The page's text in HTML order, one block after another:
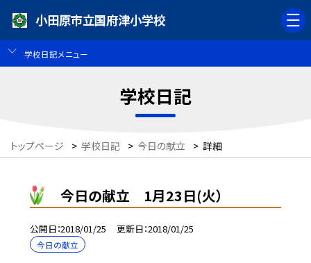
小田原市立国府津小学校
学校日記メニュー
学校日記
トップページ > 学校日記 > 今日の献立 > 詳細
今日の献立 1月23日(火）
公開日 2018/01/25 更新日 2018/01/25
今日の献立